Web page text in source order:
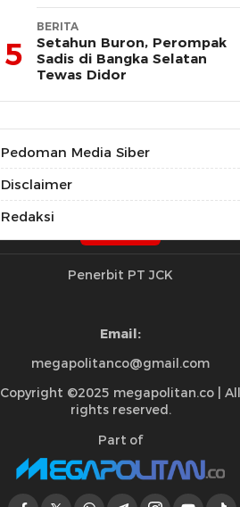
5
BERITA
Setahun Buron, Perompak
Sadis di Bangka Selatan
Tewas Didor
Pedoman Media Siber
Disclaimer
Redaksi
Penerbit PT JCK
Email:
megapolitanco@gmail.com
Copyright ©2025 megapolitan.co | All
rights reserved.
Part of